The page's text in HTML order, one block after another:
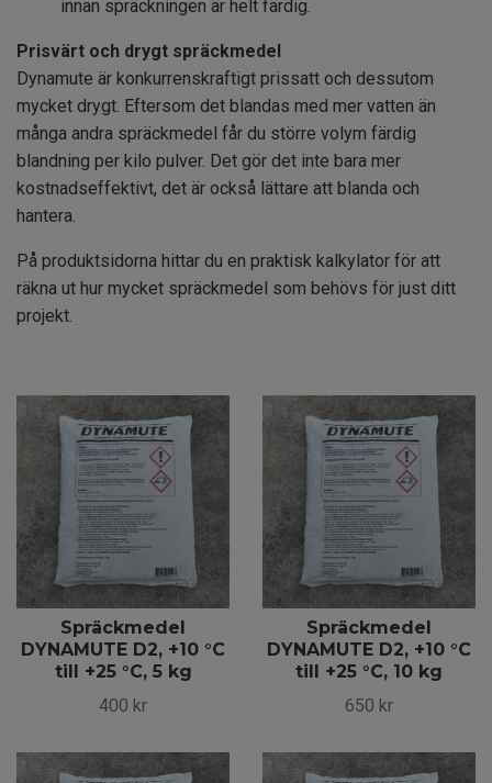
innan spräckningen är helt färdig.
Prisvärt och drygt spräckmedel
Dynamute är konkurrenskraftigt prissatt och dessutom
mycket drygt. Eftersom det blandas med mer vatten än
många andra spräckmedel får du större volym färdig
blandning per kilo pulver. Det gör det inte bara mer
kostnadseffektivt, det är också lättare att blanda och
hantera.
På produktsidorna hittar du en praktisk kalkylator för att
räkna ut hur mycket spräckmedel som behövs för just ditt
projekt.
Spräckmedel
DYNAMUTE D2, +10 °C
till +25 °C, 5 kg
400 kr
Spräckmedel
DYNAMUTE D2, +10 °C
till +25 °C, 10 kg
650 kr